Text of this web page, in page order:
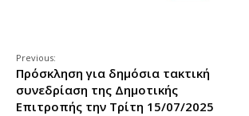
Previous:
Πρόσκληση για δημόσια τακτική
συνεδρίαση της Δημοτικής
Επιτροπής την Τρίτη 15/07/2025